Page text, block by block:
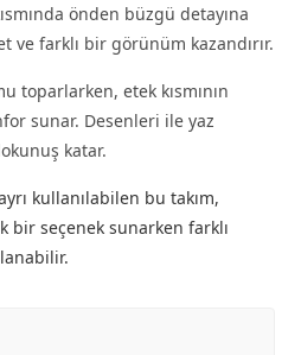
önden büzgü detayına
ve farklı bir görünüm kazandırır.
toparlarken, etek kısmının
sunar. Desenleri ile yaz
katar.
kullanılabilen bu takım,
seçenek sunarken farklı